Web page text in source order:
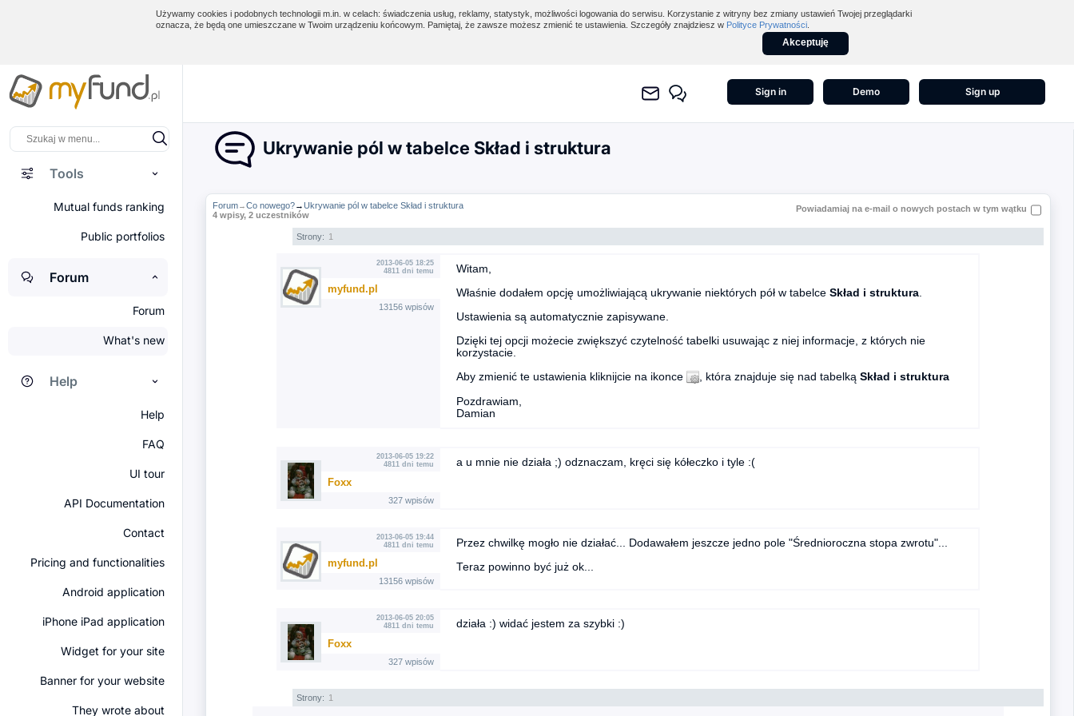
Używamy cookies i podobnych technologii m.in. w celach: świadczenia usług, reklamy, statystyk, możliwości logowania do serwisu. Korzystanie z witryny bez zmiany ustawień Twojej przeglądarki
oznacza, że będą one umieszczane w Twoim urządzeniu końcowym. Pamiętaj, że zawsze możesz zmienić te ustawienia. Szczegóły znajdziesz w Polityce Prywatności
Akceptuję
Tools
Mutual funds ranking
Public portfolios
Forum
Forum
What's new
Help
Help
FAQ
UI tour
API Documentation
Contact
Pricing and functionalities
Android application
iPhone iPad application
Widget for your site
Banner for your website
They wrote about
Sign in Demo Sign up
Ukrywanie pól w tabelce Skład i struktura
Forum→Co nowego?→Ukrywanie pól w tabelce Skład i struktura
4 wpisy, 2 uczestników
Powiadamiaj na e-mail o nowych postach w tym wątku
Strony: 1
2013-06-05 18:25
4811 dni temu
myfund.pl
13156 wpisów
Witam,
Właśnie dodałem opcję umożliwiającą ukrywanie niektórych pół w tabelce Skład i struktura.
Ustawienia są automatycznie zapisywane.
Dzięki tej opcji możecie zwiększyć czytelność tabelki usuwając z niej informacje, z których nie
korzystacie.
Aby zmienić te ustawienia kliknijcie na ikonce
, która znajduje się nad tabelką Skład i struktura
Pozdrawiam,
Damian
2013-06-05 19:22
4811 dni temu
Foxx
327 wpisów
a u mnie nie działa ;) odznaczam, kręci się kółeczko i tyle :(
2013-06-05 19:44
4811 dni temu
myfund.pl
13156 wpisów
Przez chwilkę mogło nie działać... Dodawałem jeszcze jedno pole "Średnioroczna stopa zwrotu"...
Teraz powinno być już ok...
2013-06-05 20:05
4811 dni temu
Foxx
327 wpisów
działa :) widać jestem za szybki :)
Strony: 1